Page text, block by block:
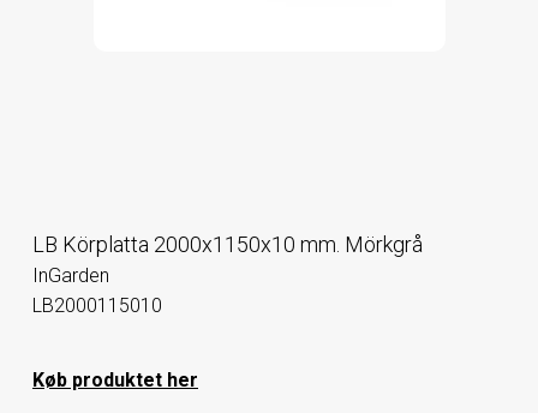
LB Körplatta 2000x1150x10 mm. Mörkgrå
InGarden
LB2000115010
Køb produktet her